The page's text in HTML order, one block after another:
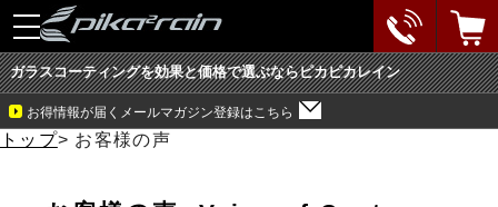
toggle
navigation
ガラスコーティングを効果と価格で選ぶならピカピカレイン
お得情報が届くメールマガジン登録はこちら
トップ> お客様の声